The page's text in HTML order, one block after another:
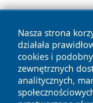
Nasza strona
działała
cookies i
zewnętrznych
analitycznych,
Copyright © 2026
zastrzeżone.